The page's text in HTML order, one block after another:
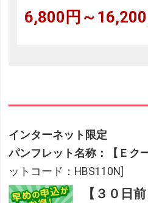
6,800円～16,200
インターネット限定
パンフレット名称：【Ｅク
ットコード：HBS110N]
【３０日